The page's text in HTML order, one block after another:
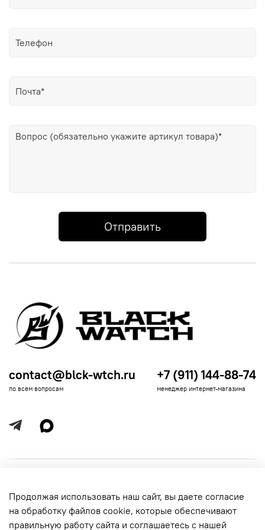
Рифлёный стальной безель с IP покрытием.
выгравированным юбилейным логотипом Pro Trek.
названия предыдущих культовых моделей Pro Trek.
Отправить
Информация для покупателей
contact@blck-wtch.ru
по всем вопросам
+7 (911) 144-88-74
менеджер интернет-магазина
Продолжая использовать наш сайт, вы даете согласие
на обработку файлов cookie, которые обеспечивают
правильную работу сайта и соглашаетесь с нашей
обработки